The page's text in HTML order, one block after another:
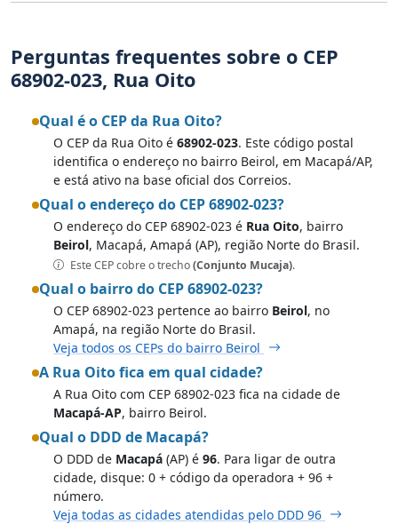
Perguntas frequentes sobre o CEP
68902-023, Rua Oito
Qual é o CEP da Rua Oito?
O CEP da Rua Oito é 68902-023. Este código postal
identifica o endereço no bairro Beirol, em Macapá/AP,
e está ativo na base oficial dos Correios.
Qual o endereço do CEP 68902-023?
O endereço do CEP 68902-023 é Rua Oito, bairro
Beirol, Macapá, Amapá (AP), região Norte do Brasil.
Este CEP cobre o trecho(Conjunto Mucaja).
Qual o bairro do CEP 68902-023?
O CEP 68902-023 pertence ao bairro Beirol, no
Amapá, na região Norte do Brasil.
Veja todos os CEPs do bairro Beirol
A Rua Oito fica em qual cidade?
A Rua Oito com CEP 68902-023 fica na cidade de
Macapá-AP, bairro Beirol.
Qual o DDD de Macapá?
O DDD de Macapá (AP) é 96. Para ligar de outra
cidade, disque: 0 + código da operadora + 96 +
número.
Veja todas as cidades atendidas pelo DDD 96